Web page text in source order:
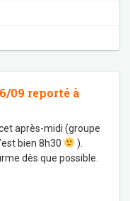
09 reporté à
après-midi (groupe
bien 8h30
).
dès que possible.